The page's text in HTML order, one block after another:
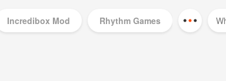
Incredibox Mod Rhythm Games